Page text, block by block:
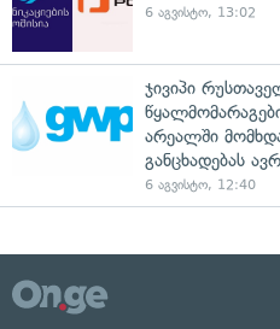
6 აგვისტო, 13:02
ჯივიპი
არეალში
განცხადებას
6 აგვისტო, 12:40